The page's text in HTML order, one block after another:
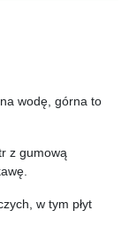
wodę, górna to
z gumową
w tym płyt